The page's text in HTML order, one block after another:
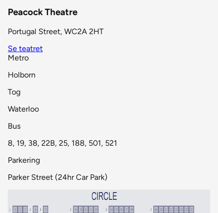
Peacock Theatre
Portugal Street, WC2A 2HT
Se teatret
Metro
Holborn
Tog
Waterloo
Bus
8, 19, 38, 22B, 25, 188, 501, 521
Parkering
Parker Street (24hr Car Park)